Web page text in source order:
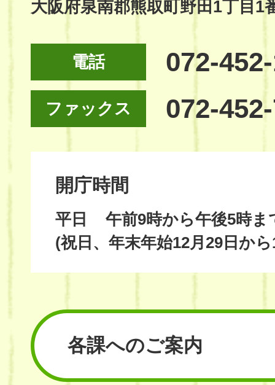
大阪府泉南郡熊取町野田1丁目1
電話 072-
ファックス 072-
開庁時間
平日
午前9時から午後5時ま
(祝日、年末年始12月29日か
各課へのご案内